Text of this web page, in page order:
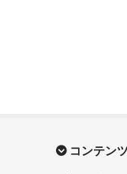
コンテンツ